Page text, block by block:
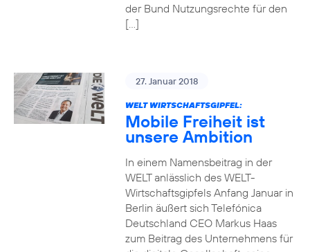
der Bund Nutzungsrechte für den
[…]
27. Januar 2018
WELT WIRTSCHAFTSGIPFEL:
Mobile Freiheit ist
unsere Ambition
In einem Namensbeitrag in der
WELT anlässlich des WELT-
Wirtschaftsgipfels Anfang Januar in
Berlin äußert sich Telefónica
Deutschland CEO Markus Haas
zum Beitrag des Unternehmens für